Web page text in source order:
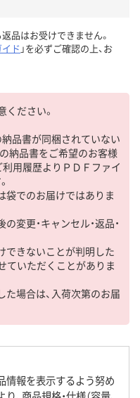
品はお受けできません。
ド 」を必ずご確認の上、お
ください。
納品書が同梱されていない
納品書をご希望のお客様
利用履歴よりＰＤＦファイ
袋でのお届けではありま
変更・キャンセル・返品・
できないことが判明した
ていただくことがありま
た場合は、入荷次第のお届
情報を表示するよう努め